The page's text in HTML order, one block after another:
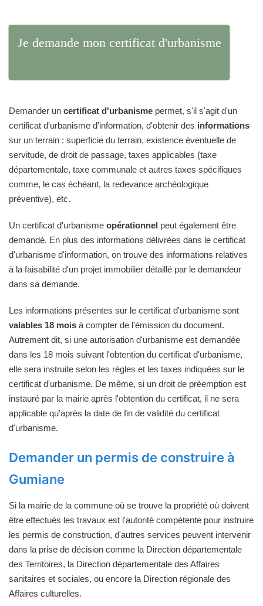
Je demande mon certificat d'urbanisme
Demander un certificat d'urbanisme permet, s'il s'agit d'un
certificat d'urbanisme d'information, d'obtenir des informations
sur un terrain : superficie du terrain, existence éventuelle de
servitude, de droit de passage, taxes applicables (taxe
départementale, taxe communale et autres taxes spécifiques
comme, le cas échéant, la redevance archéologique
préventive), etc.
Un certificat d'urbanisme opérationnel peut également être
demandé. En plus des informations délivrées dans le certificat
d'urbanisme d'information, on trouve des informations relatives
à la faisabilité d'un projet immobilier détaillé par le demandeur
dans sa demande.
Les informations présentes sur le certificat d'urbanisme sont
valables 18 mois à compter de l'émission du document.
Autrement dit, si une autorisation d'urbanisme est demandée
dans les 18 mois suivant l'obtention du certificat d'urbanisme,
elle sera instruite selon les règles et les taxes indiquées sur le
certificat d'urbanisme. De même, si un droit de préemption est
instauré par la mairie après l'obtention du certificat, il ne sera
applicable qu'après la date de fin de validité du certificat
d'urbanisme.
Demander un permis de construire à
Gumiane
Si la mairie de la commune où se trouve la propriété où doivent
être effectués les travaux est l'autorité compétente pour instruire
les permis de construction, d'autres services peuvent intervenir
dans la prise de décision comme la Direction départementale
des Territoires, la Direction départementale des Affaires
sanitaires et sociales, ou encore la Direction régionale des
Affaires culturelles.